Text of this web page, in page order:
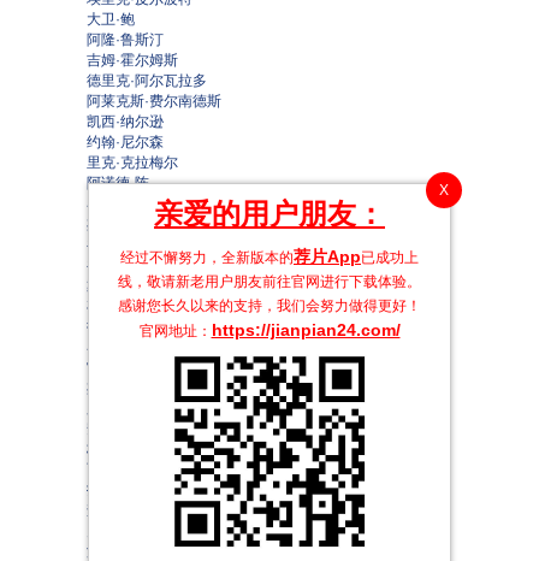
X
亲爱的用户朋友：
经过不懈努力，全新版本的荐片App已成功上
线，敬请新老用户朋友前往官网进行下载体验。
感谢您长久以来的支持，我们会努力做得更好！
官网地址： https://jianpian24.com/
大卫·鲍
阿隆·鲁斯汀
吉姆·霍尔姆斯
德里克·阿尔瓦拉多
阿莱克斯·费尔南德斯
凯西·纳尔逊
约翰·尼尔森
里克·克拉梅尔
阿诺德·陈
马克·埃文·杰克逊
杰森·弗洛伊德
乔什·凯利
乔尔·兰伯特
戴维·保罗·奥尔森
布莱恩·施罕
彼得·库伦
马克·瑞安
雷诺·维尔森
杰斯·哈梅尔
罗伯特·福克沃斯
安德烈·索格利扎索
格蕾·德丽斯勒
雨果·维文
托尼·托德
查尔斯·阿德勒
汤姆·肯尼